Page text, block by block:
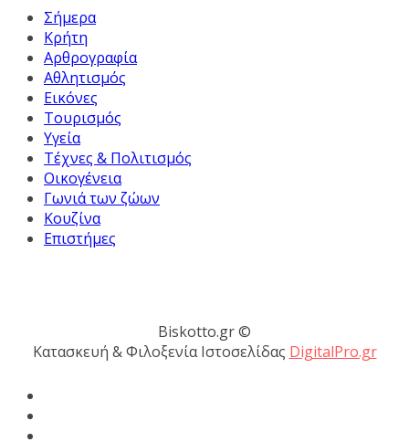
Σήμερα
Κρήτη
Αρθρογραφία
Αθλητισμός
Εικόνες
Τουρισμός
Υγεία
Τέχνες & Πολιτισμός
Οικογένεια
Γωνιά των ζώων
Κουζίνα
Επιστήμες
Biskotto.gr ©
Κατασκευή & Φιλοξενία Ιστοσελίδας DigitalPro.gr